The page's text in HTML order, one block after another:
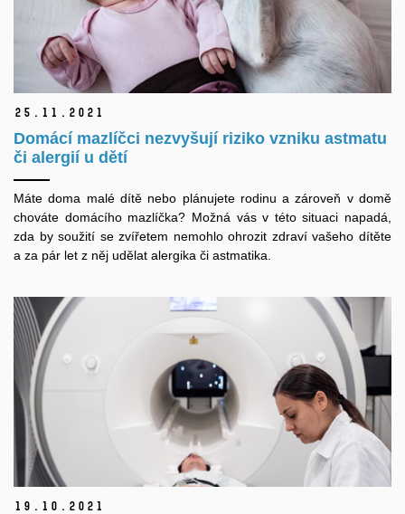
25. 11. 2021
Domácí mazlíčci nezvyšují riziko vzniku astmatu
či alergií u dětí
Máte doma malé dítě nebo plánujete rodinu a zároveň v domě
chováte domácího mazlíčka? Možná vás v této situaci napadá,
zda by soužití se zvířetem nemohlo ohrozit zdraví vašeho dítěte
a za pár let z něj udělat alergika či astmatika.
19. 10. 2021